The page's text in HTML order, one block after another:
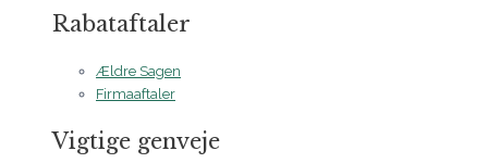
Rabataftaler
Ældre Sagen
Firmaaftaler
Vigtige genveje